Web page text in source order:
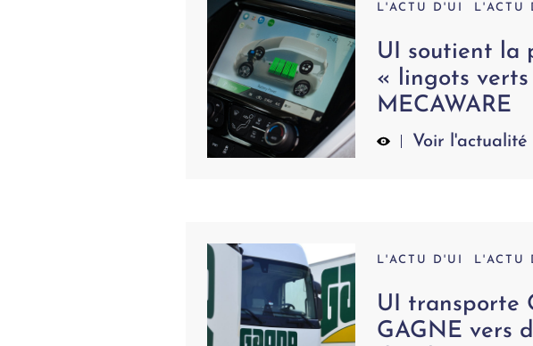
L'ACTU D'UI L'ACTU
UI soutient la
« lingots
MECAWARE
Voir l'actualité
L'ACTU D'UI L'ACTU
UI transporte
GAGNE vers